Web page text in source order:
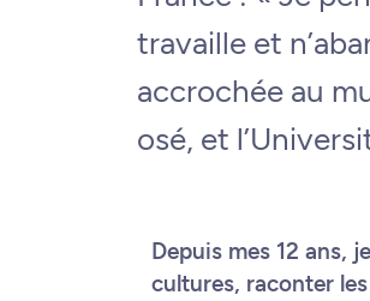
travaille et
accrochée au
osé, et
Depuis mes 12 ans,
cultures, raconter